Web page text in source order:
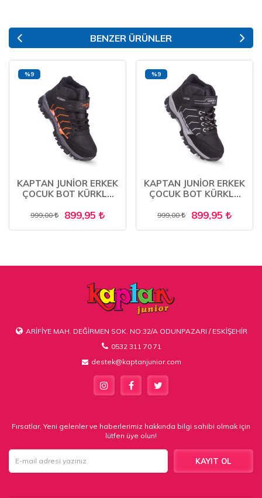
BENZER ÜRÜNLER
KAPTAN JUNİOR ERKEK
ÇOCUK BOT KÜRKLÜ
999,00 899,95
%9
KAPTAN JUNİOR ERKEK
ÇOCUK BOT KÜRKLÜ
999,00 899,95
%9
ARİFİYE MAH. DEĞİRMEN SOK. NO:32/A ODUNPAZARI / ESKİŞEHİR
0532 311 70 71
destek@kaptanjunior.com
Fırsatlar, Yeni gelenler ve haberlerimiz hakkında bilgi sahibi olmak için
lütfen üye olun!
KAYIT OL